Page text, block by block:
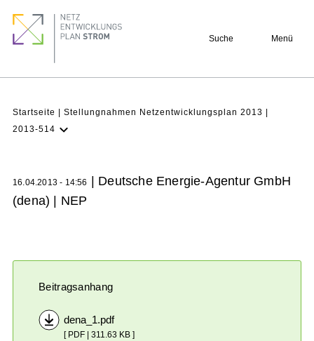
zum
Inhalt
Suche Menü
Pfadnavigation
Startseite
Stellungnahmen Netzentwicklungsplan 2013
2013-514
Verstehen
Projekte
Archiv
16.04.2013 - 14:56 | Deutsche Energie-Agentur GmbH
(dena) | NEP
Beitragsanhang
dena_1.pdf
[ PDF | 311.63 KB ]
quick
links